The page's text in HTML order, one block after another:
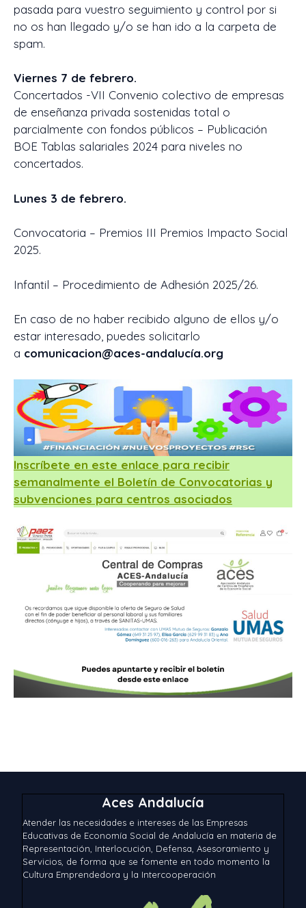
pasada para vuestro seguimiento y control por si
no os han llegado y/o se han ido a la carpeta de
spam.
Viernes 7 de febrero.
Concertados -VII Convenio colectivo de empresas
de enseñanza privada sostenidas total o
parcialmente con fondos públicos – Publicación
BOE Tablas salariales 2024 para niveles no
concertados.
Lunes 3 de febrero.
Convocatoria – Premios III Premios Impacto Social
2025.
Infantil – Procedimiento de Adhesión 2025/26.
En caso de no haber recibido alguno de ellos y/o
estar interesado, puedes solicitarlo
a comunicacion@aces-andalucía.org
Inscríbete en este enlace para recibir
semanalmente el Boletín de Convocatorias y
subvenciones para centros asociados
Aces Andalucía
Atender las necesidades e intereses de las Empresas
Educativas de Economía Social de Andalucía en materia de
Representación, Interlocución, Defensa, Asesoramiento y
Servicios, de forma que se fomente en todo momento la
Cultura Emprendedora y la Intercooperación